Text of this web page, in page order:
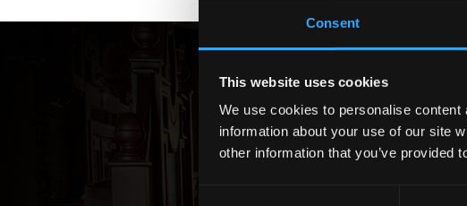
Consent
This website uses cookies
We use cookies to personalise
information about your use of our site
other information that you’ve provided